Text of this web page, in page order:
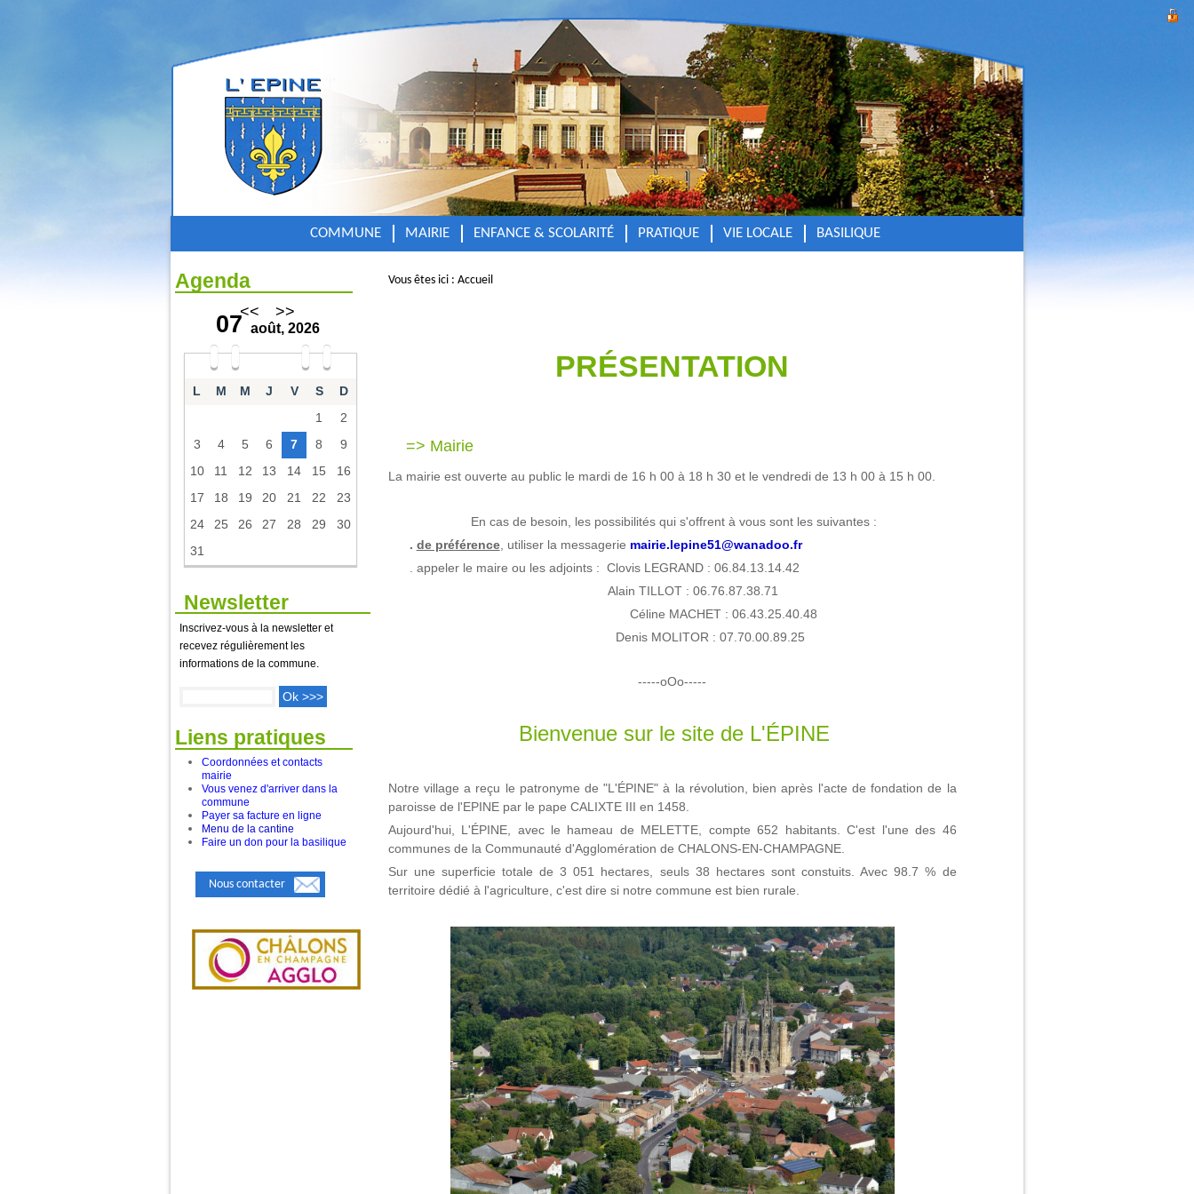
COMMUNE MAIRIE ENFANCE & SCOLARITÉ PRATIQUE VIE LOCALE BASILIQUE
Agenda
<< >>
07 août, 2026
L M M J V S
D
1
2
3
4 5 6 7 8
9
10
11 12 13 14 15
16
17
18 19 20 21 22
23
24
25 26 27 28 29
30
31
Newsletter
Inscrivez-vous à la newsletter et
recevez régulièrement les
informations de la commune.
Liens pratiques
Coordonnées et contacts
mairie
Vous venez d'arriver dans la
commune
Payer sa facture en ligne
Menu de la cantine
Faire un don pour la basilique
Nous contacter
Vous êtes ici : Accueil
PRÉSENTATION
=> Mairie
La mairie est ouverte au public le mardi de 16 h 00 à 18 h 30 et le vendredi de 13 h 00 à 15 h 00.
En cas de besoin, les possibilités qui s'offrent à vous sont les suivantes :
. de préférence, utiliser la messagerie mairie.lepine51@wanadoo.fr
. appeler le maire ou les adjoints : Clovis LEGRAND : 06.84.13.14.42
Alain TILLOT : 06.76.87.38.71
Céline MACHET : 06.43.25.40.48
Denis MOLITOR : 07.70.00.89.25
-----oOo-----
Bienvenue sur le site de L'ÉPINE
Notre village a reçu le patronyme de "L'ÉPINE" à la révolution, bien après l'acte de fondation de la
paroisse de l'EPINE par le pape CALIXTE III en 1458.
Aujourd'hui, L'ÉPINE, avec le hameau de MELETTE, compte 652 habitants. C'est l'une des 46
communes de la Communauté d'Agglomération de CHALONS-EN-CHAMPAGNE.
Sur une superficie totale de 3 051 hectares, seuls 38 hectares sont constuits. Avec 98.7 % de
territoire dédié à l'agriculture, c'est dire si notre commune est bien rurale.